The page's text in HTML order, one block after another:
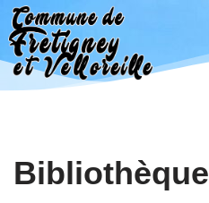
Aller
au
contenu
Bibliothèque